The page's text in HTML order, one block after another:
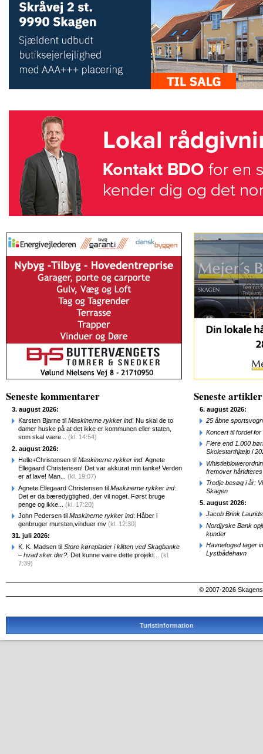
Seneste kommentarer
3. august 2026:
Karsten Bjarne til Maskinerne rykker ind: Nu skal de to
damer huske på at det ikke er kommunen eller staten,
som skal være... (kl. 14:54)
2. august 2026:
Helle+Christensen til Maskinerne rykker ind: Agnete
Ellegaard Christensen! Det var akkurat min tanke! Verden
er af lave! Man... (kl. 19:07)
Agnete Ellegaard Christensen til Maskinerne rykker ind:
Det er da bæredygtighed, der vil noget. Først bruge
penge og ikke... (kl. 17:20)
John Pedersen til Maskinerne rykker ind: Håber i
genbruger mursten,vinduer mv (kl. 12:30)
31. juli 2026:
K. K. Madsen til Store køreplader i klitten ved Skagbanke
– hvad sker der?: Det kunne være dette projekt... (kl.
7:39)
Seneste artikler
6. august 2026:
25 åbne
Koncert til fordel
Flere end 1.000
Skolestarthjælp i
fremover
Tredje besøg i år:
Skagen
5. august 2026:
Jacob Brink
Nordjyske Bank
kunder
Havnefoged tager
Lystbådehavn
© 2007-2026
Turistinformation